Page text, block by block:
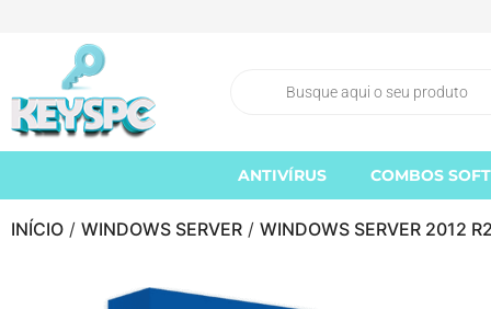
ANTIVÍRUS COMBOS
INÍCIO / WINDOWS SERVER / WINDOWS SERVER 2012 R2